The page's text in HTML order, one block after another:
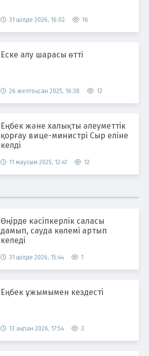
31 шілде 2026, 16:02 16
Еске алу шарасы өтті
26 желтоқсан 2025, 16:38 12
Еңбек және халықты әлеуметтік
қорғау вице-министрі Сыр еліне
келді
11 маусым 2025, 12:41 12
Өңірде кәсіпкерлік саласы
дамып, сауда көлемі артып
келеді
31 шілде 2026, 15:44 1
Еңбек ұжымымен кездесті
13 ақпан 2026, 17:54 3